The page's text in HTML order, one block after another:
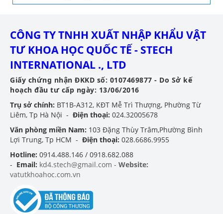
CÔNG TY TNHH XUẤT NHẬP KHẨU VẬT
TƯ KHOA HỌC QUỐC TẾ - STECH
INTERNATIONAL ., LTD
Giấy chứng nhận ĐKKD số: 0107469877 - Do Sở kế
hoạch đầu tư cấp ngày: 13/06/2016
Trụ sở chính: BT1B-A312, KĐT Mễ Trì Thượng, Phường Từ
Liêm, Tp Hà Nội - Điện thoại: 024.32005678
Văn phòng miền Nam: 103 Đặng Thùy Trâm,Phường Bình
Lợi Trung, Tp HCM - Điện thoại: 028.6686.9955
Hotline: 0914.488.146 / 0918.682.088
- Email: kd4.stech@gmail.com - Website:
vatutkhoahoc.com.vn